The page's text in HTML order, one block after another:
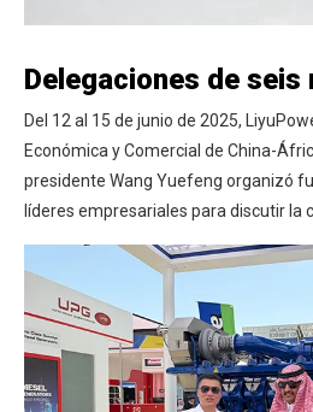
Del 12 al 15 de junio de 2025,
Económica y Comercial de China-
presidente Wang Yuefeng organizó
líderes empresariales para discutir la